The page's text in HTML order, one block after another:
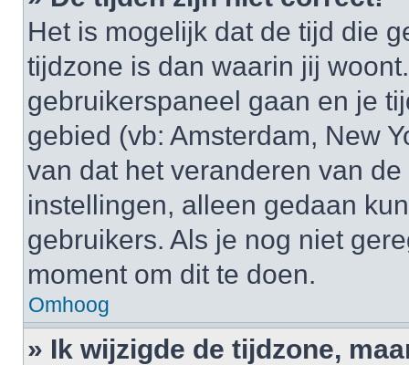
Het is mogelijk dat de tijd die
tijdzone is dan waarin jij
gebruikerspaneel gaan en je
gebied (vb: Amsterdam, New
van dat het veranderen van
instellingen, alleen gedaan
gebruikers. Als je nog niet
moment om dit te doen.
Omhoog
» Ik wijzigde de tijdzone,